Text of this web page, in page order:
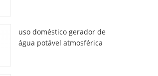
uso doméstico gerador de
água potável atmosférica